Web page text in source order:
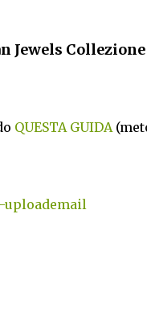
Jewels Collezione
QUESTA GUIDA
uploademail